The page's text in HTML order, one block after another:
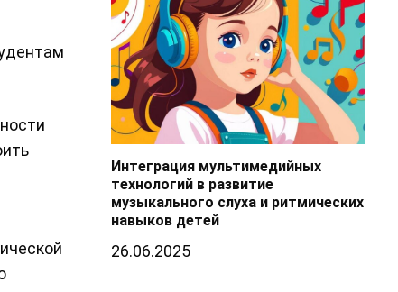
Интеграция мультимедийных
технологий в развитие
музыкального слуха и ритмических
навыков детей
26.06.2025